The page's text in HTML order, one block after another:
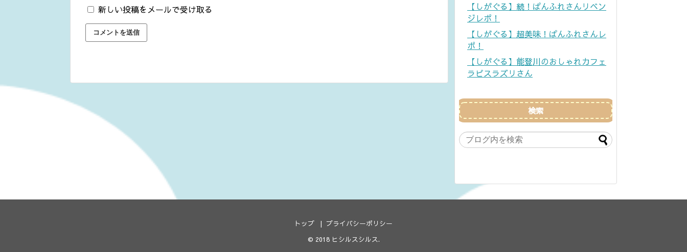
新しい投稿をメールで受け取る
【しがぐる】続！ぱんふれさんリベン
ジレポ！
【しがぐる】超美味！ぱんふれさんレ
ポ！
【しがぐる】能登川のおしゃれカフェ
ラピスラズリさん
検索
トップ
プライバシーポリシー
© 2018 ヒシルスシルス.